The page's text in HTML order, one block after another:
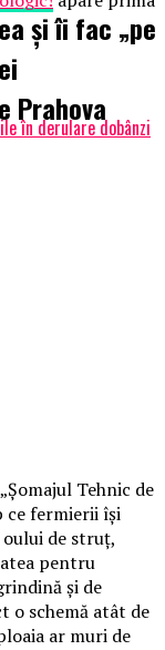
în derulare dobânzi
și îi fac „pe
Prahova
Tehnic de
ce fermierii își
oului de struț,
pentru
și de
o schemă atât de
ar muri de